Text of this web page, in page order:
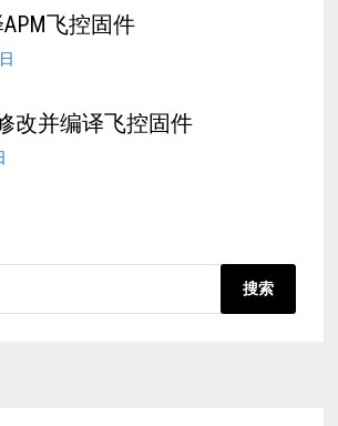
飞控固件
改并编译飞控固件